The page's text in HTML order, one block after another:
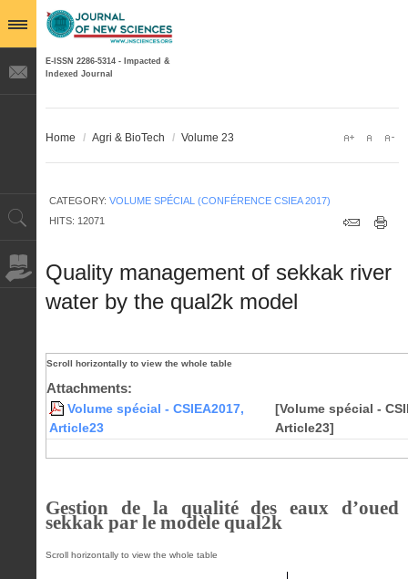
E-ISSN 2286-5314 - Impacted &
Indexed Journal
Home / Agri & BioTech / Volume 23
CATEGORY: VOLUME SPÉCIAL (CONFÉRENCE CSIEA 2017)
HITS: 12071
Quality management of sekkak river
water by the qual2k model
Attachments:
Volume spécial - CSIEA2017,
Article23
[Volume spécial -
Article23]
Gestion de la qualité des eaux d’oued
sekkak par le modèle qual2k